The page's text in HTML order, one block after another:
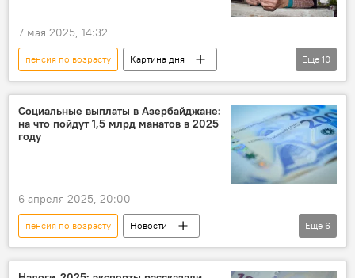
7 мая 2025, 14:32
пенсия по возрасту
Картина дня
пенсионный капитал
Депутат
Использование
Азербайджан
лица
несовершеннолетние
дети
Еще 10
Социальные выплаты в Азербайджане:
на что пойдут 1,5 млрд манатов в 2025
году
6 апреля 2025, 20:00
пенсия по возрасту
Новости
Азербайджан
Общество
Кабинет министров Азербайджана
Еще 6